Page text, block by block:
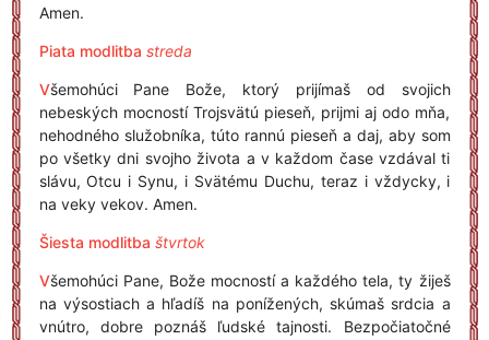
Amen.
Piata modlitba streda
Všemohúci Pane Bože, ktorý prijímaš od svojich
nebeských mocností Trojsvätú pieseň, prijmi aj odo mňa,
nehodného služobníka, túto rannú pieseň a daj, aby som
po všetky dni svojho života a v každom čase vzdával ti
slávu, Otcu i Synu, i Svätému Duchu, teraz i vždycky, i
na veky vekov. Amen.
Šiesta modlitba štvrtok
Všemohúci Pane, Bože mocností a každého tela, ty žiješ
na výsostiach a hľadíš na ponížených, skúmaš srdcia a
vnútro, dobre poznáš ľudské tajnosti. Bezpočiatočné